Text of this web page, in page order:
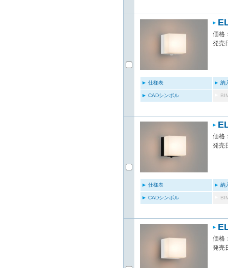
価格
発売
仕様表 納
CADシンボル
価格
発売
仕様表 納
CADシンボル
価格
発売